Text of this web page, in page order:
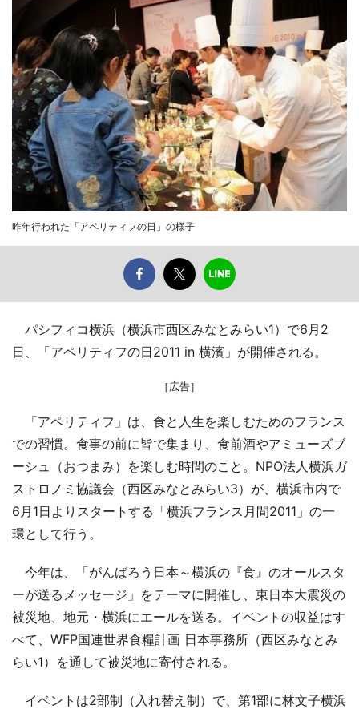
昨年行われた「アペリティフの日」の様子
パシフィコ横浜（横浜市西区みなとみらい1）で6月2
日、「アペリティフの日2011 in 横濱」が開催される。
［広告］
「アペリティフ」は、食と人生を楽しむためのフランス
での習慣。食事の前に皆で集まり、食前酒やアミューズブ
ーシュ（おつまみ）を楽しむ時間のこと。NPO法人横浜ガ
ストロノミ協議会（西区みなとみらい3）が、横浜市内で
6月1日よりスタートする「横浜フランス月間2011」の一
環として行う。
今年は、「がんばろう日本～横浜の『食』のオールスタ
ーが送るメッセージ」をテーマに開催し、東日本大震災の
被災地、地元・横浜にエールを送る。イベントの収益はす
べて、WFP国連世界食糧計画 日本事務所（西区みなとみ
らい1）を通して被災地に寄付される。
イベントは2部制（入れ替え制）で、第1部に林文子横浜